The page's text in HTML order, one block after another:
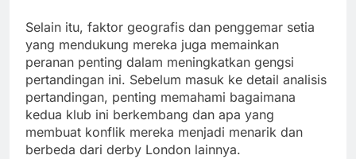
Selain itu, faktor geografis dan penggemar setia
yang mendukung mereka juga memainkan
peranan penting dalam meningkatkan gengsi
pertandingan ini. Sebelum masuk ke detail analisis
pertandingan, penting memahami bagaimana
kedua klub ini berkembang dan apa yang
membuat konflik mereka menjadi menarik dan
berbeda dari derby London lainnya.